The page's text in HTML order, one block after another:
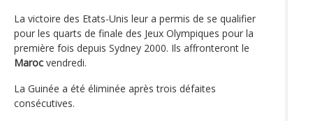
La victoire des Etats-Unis leur a permis de se qualifier
pour les quarts de finale des Jeux Olympiques pour la
première fois depuis Sydney 2000. Ils affronteront le
Maroc vendredi.
La Guinée a été éliminée après trois défaites
consécutives.